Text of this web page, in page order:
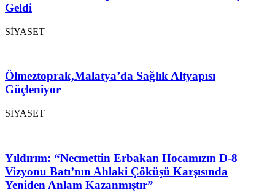
Geldi
SİYASET
Ölmeztoprak,Malatya’da Sağlık Altyapısı
Güçleniyor
SİYASET
Yıldırım: “Necmettin Erbakan Hocamızın D-8
Vizyonu Batı’nın Ahlaki Çöküşü Karşısında
Yeniden Anlam Kazanmıştır”